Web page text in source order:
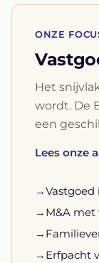
ONZE
Het
wordt. De
een
Lees onze
→
→ M&A
→
→ Erfpacht